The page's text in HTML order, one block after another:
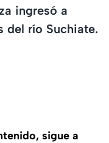
ingresó a
del río Suchiate.
sigue a